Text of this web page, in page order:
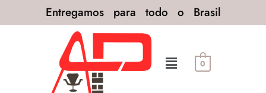
Entregamos para todo o Brasil
0